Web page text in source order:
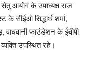
आयोग के उपाध्यक्ष राज
सीईओ सिद्धार्थ शर्मा,
फाउंडेशन के ईवीपी
उपस्थित रहे।